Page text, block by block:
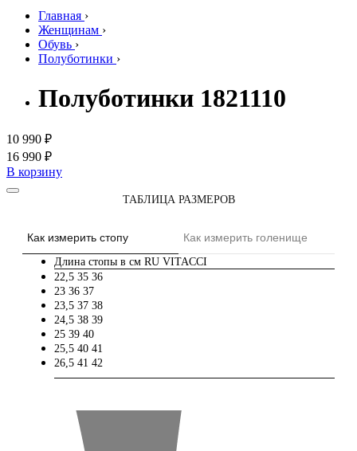
Главная ›
Женщинам ›
Обувь ›
Полуботинки ›
Полуботинки 1821110
10 990 ₽
16 990 ₽
В корзину
ТАБЛИЦА РАЗМЕРОВ
Как измерить стопу Как измерить голенище
Длина стопы в см RU VITACCI
22,5 35 36
23 36 37
23,5 37 38
24,5 38 39
25 39 40
25,5 40 41
26,5 41 42